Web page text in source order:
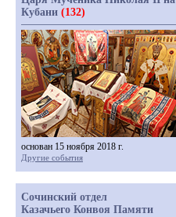
Кубани (132)
основан 15 ноября 2018 г.
Другие события
Сочинский отдел
Казачьего Конвоя Памяти